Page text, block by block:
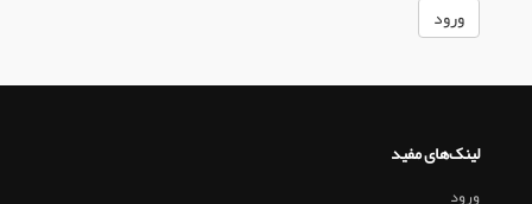
لینک‌های مفید
ورود